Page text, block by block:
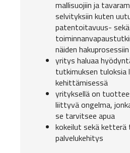
mallisuojiin ja
selvityksiin kuten
patentoitavuus- sekä
näiden hakuprosessiin
yritys haluaa
tutkimuksen tuloksia
kehittämisessä
yrityksellä on
liittyvä ongelma,
se tarvitsee apua
kokeilut sekä
palvelukehitys